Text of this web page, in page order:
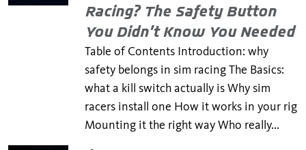
Racing? The Safety Button
You Didn’t Know You Needed
Table of Contents Introduction: why
safety belongs in sim racing The Basics:
what a kill switch actually is Why sim
racers install one How it works in your rig
Mounting it the right way Who really...